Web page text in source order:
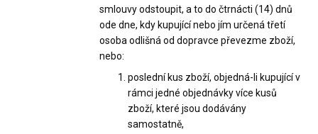
smlouvy odstoupit, a to do čtrnácti (14) dnů
ode dne, kdy kupující nebo jím určená třetí
osoba odlišná od dopravce převezme zboží,
nebo:
poslední kus zboží, objedná-li kupující v
rámci jedné objednávky více kusů
zboží, které jsou dodávány
samostatně,